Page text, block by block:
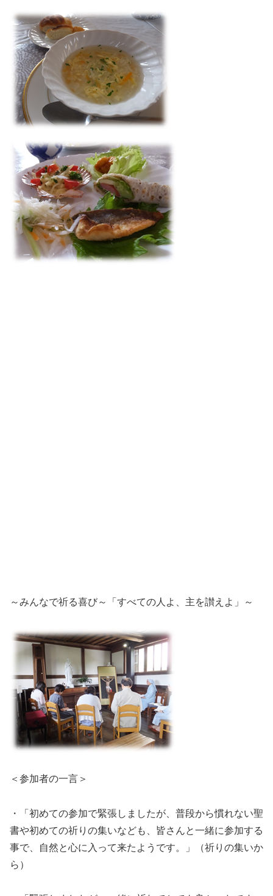
～みんなで祈る喜び～「すべての人よ、主を讃えよ」～
＜参加者の一言＞
・「初めての参加で緊張しましたが、普段から慣れない聖
書や初めての祈りの集いなども、皆さんと一緒に参加する
事で、自然と心に入って来たようです。」（祈りの集いか
ら）